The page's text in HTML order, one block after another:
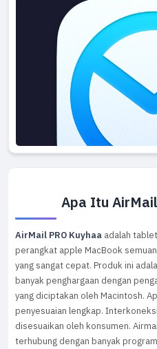
Apa Itu
AirMail PRO Kuyhaa adalah
perangkat apple MacBook
yang sangat cepat. Produk ini
banyak penghargaan dengan
yang diciptakan oleh Macintosh.
penyesuaian lengkap.
disesuaikan oleh konsumen.
terhubung dengan banyak